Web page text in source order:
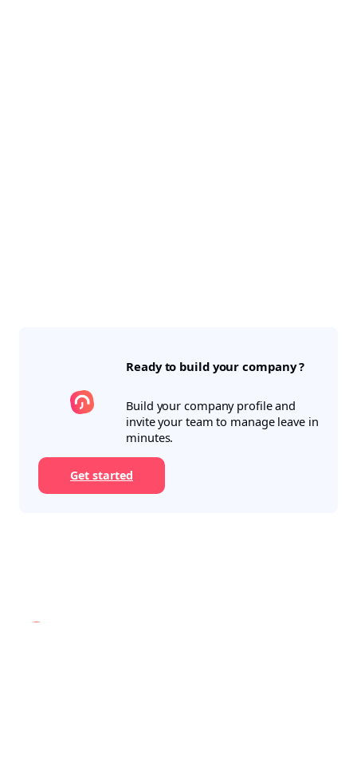
Ready to build your company ?
Build your company profile and
invite your team to manage leave in
minutes.
Get started